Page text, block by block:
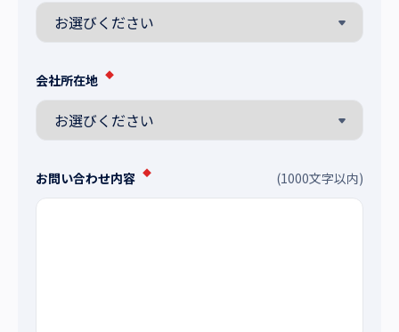
会社所在地 ◆
お問い合わせ内容 ◆ (1000文字以内)